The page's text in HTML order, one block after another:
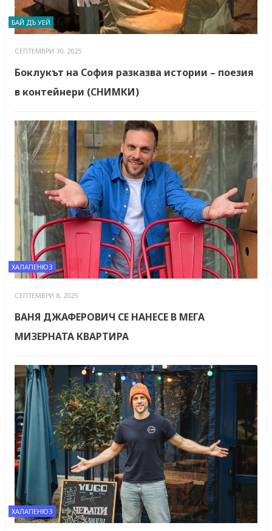
БАЙ ДЪ УЕЙ
СЕПТЕМВРИ 30, 2025
Боклукът на София разказва истории – поезия
в контейнери (СНИМКИ)
ХАЛАПЕНЮЗ
СЕПТЕМВРИ 8, 2025
ВАНЯ ДЖАФЕРОВИЧ СЕ НАНЕСЕ В МЕГА
МИЗЕРНАТА КВАРТИРА
ХАЛАПЕНЮЗ